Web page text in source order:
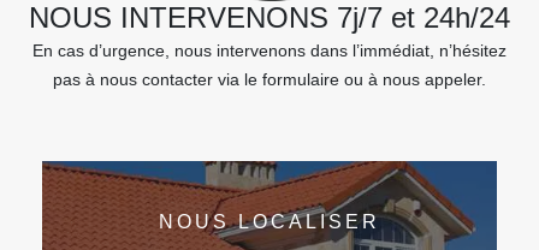
NOUS INTERVENONS 7j/7 et 24h/24
En cas d’urgence, nous intervenons dans l’immédiat, n’hésitez
pas à nous contacter via le formulaire ou à nous appeler.
NOUS LOCALISER